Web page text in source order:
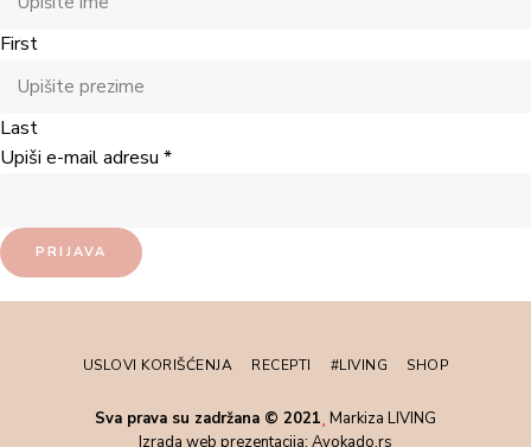
First
Last
Upiši e-mail adresu *
PRIJAVA
USLOVI KORIŠĆENJA RECEPTI #LIVING SHOP
Sva prava su zadržana © 2021 Markiza LIVING
Izrada web prezentacija: Avokado.rs